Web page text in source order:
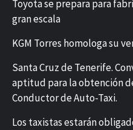
Toyota se prepara para
gran escala
KGM Torres homologa su
Santa Cruz de Tenerife.
aptitud para la obtención
Conductor de Auto-Taxi.
Los taxistas estarán